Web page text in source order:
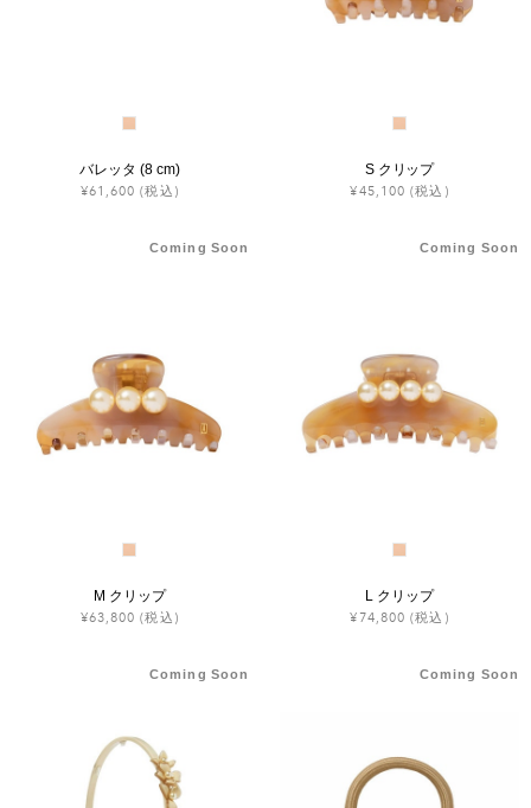
バレッタ (8 cm)
¥61,600 (税込)
S クリップ
¥45,100 (税込)
Coming Soon
M クリップ
¥63,800 (税込)
Coming Soon
L クリップ
¥74,800 (税込)
Coming Soon Coming Soon